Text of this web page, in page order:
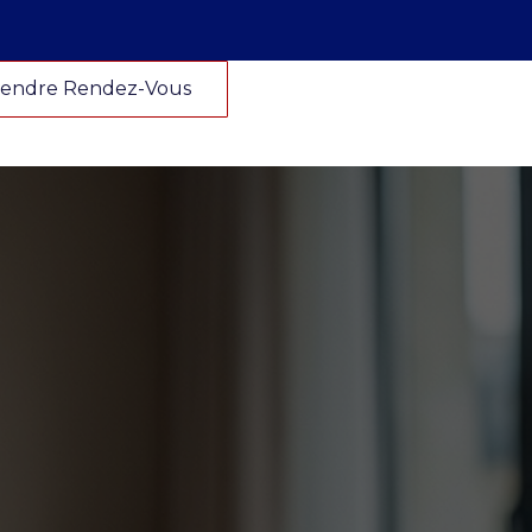
Rendez-Vous
Rendez-Vous